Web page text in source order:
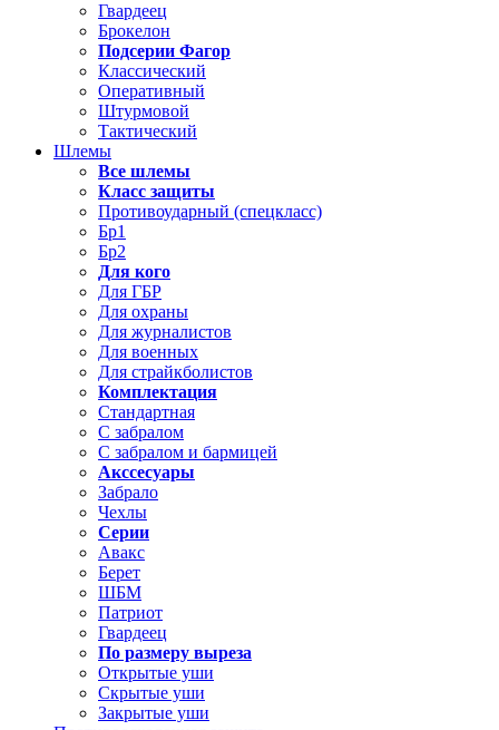
Гвардеец
Брокелон
Подсерии Фагор
Классический
Оперативный
Штурмовой
Тактический
Шлемы
Все шлемы
Класс защиты
Противоударный (спецкласс)
Бр1
Бр2
Для кого
Для ГБР
Для охраны
Для журналистов
Для военных
Для страйкболистов
Комплектация
Стандартная
С забралом
С забралом и бармицей
Акссесуары
Забрало
Чехлы
Серии
Авакс
Берет
ШБМ
Патриот
Гвардеец
По размеру выреза
Открытые уши
Скрытые уши
Закрытые уши